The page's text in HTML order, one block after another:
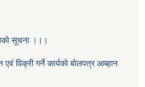
सूचना ।।।
विक्री गर्ने कार्यकाे बाेलपत्र आब्हान